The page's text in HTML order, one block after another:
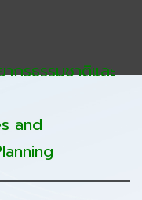
กรธรรมชาติและ
and